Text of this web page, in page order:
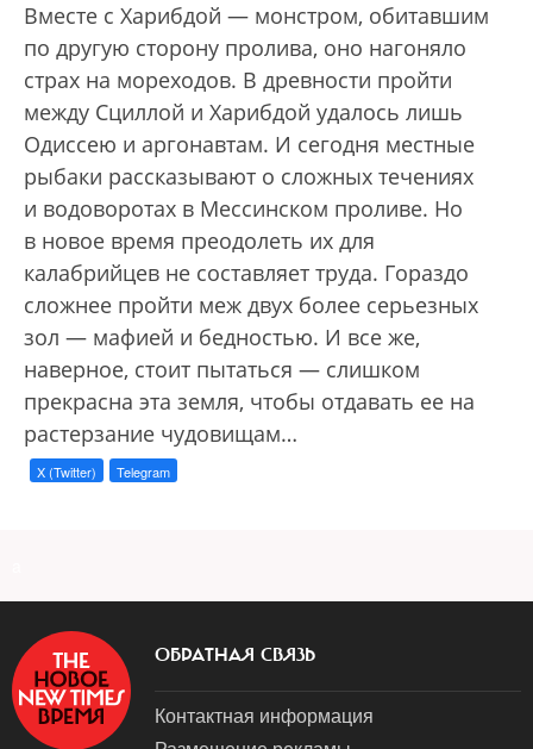
Вместе с Харибдой — монстром, обитавшим
по другую сторону пролива, оно нагоняло
страх на мореходов. В древности пройти
между Сциллой и Харибдой удалось лишь
Одиссею и аргонавтам. И сегодня местные
рыбаки рассказывают о сложных течениях
и водоворотах в Мессинском проливе. Но
в новое время преодолеть их для
калабрийцев не составляет труда. Гораздо
сложнее пройти меж двух более серьезных
зол — мафией и бедностью. И все же,
наверное, стоит пытаться — слишком
прекрасна эта земля, чтобы отдавать ее на
растерзание чудовищам…
X (Twitter) Telegram
ОБРАТНАЯ СВЯЗЬ
Контактная информация